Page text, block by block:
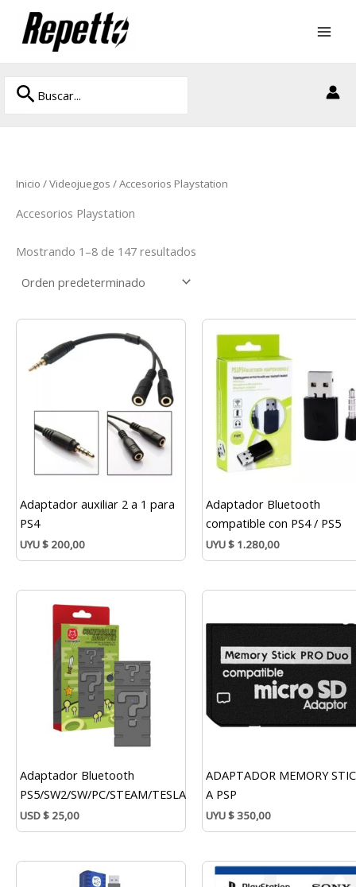
contenido
Buscar
por:
Buscar
Inicio /Videojuegos / Accesorios Playstation
Accesorios Playstation
Mostrando 1–8 de 147 resultados
Adaptador auxiliar 2 a 1 para
PS4
UYU$ 200,00
Adaptador Bluetooth
compatible con PS4 / PS5
UYU$ 1.280,00
Adaptador Bluetooth
PS5/SW2/SW/PC/STEAM/TESLA
USD$ 25,00
ADAPTADOR MEMORY
A PSP
UYU$350,00